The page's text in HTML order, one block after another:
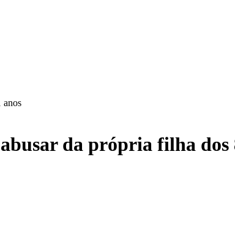
anos
da própria filha dos